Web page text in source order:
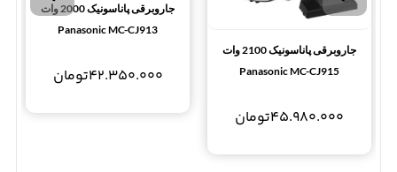
جاروبرقی پاناسونیک 2100 وات
Panasonic MC-CJ915
45.980.000تومان
جاروبرقی پاناسونیک 2000 وات
Panasonic MC-CJ913
42.350.000تومان